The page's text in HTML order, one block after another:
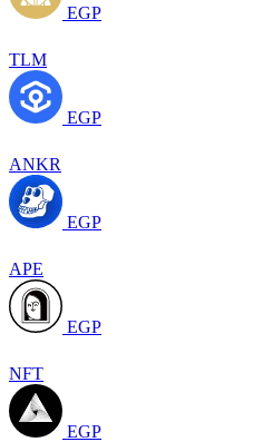
EGP
TLM
EGP
ANKR
EGP
APE
EGP
NFT
EGP